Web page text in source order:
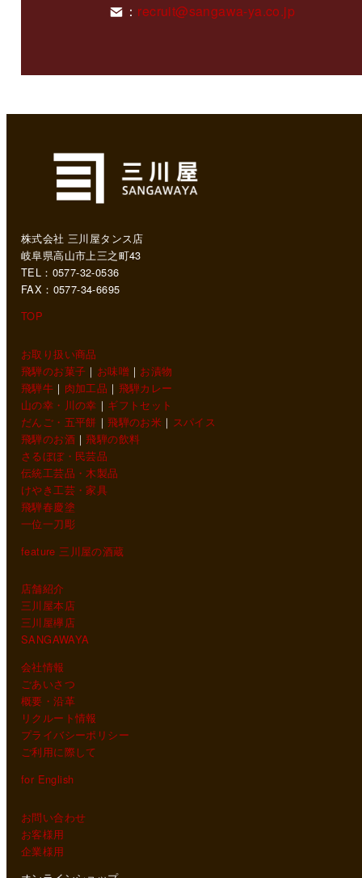
： recruit@sangawa-ya.co.jp
株式会社 三川屋タンス店
岐阜県高山市上三之町43
TEL：0577-32-0536
FAX：0577-34-6695
TOP
お取り扱い商品
飛騨のお菓子 ｜ お味噌｜ お漬物
飛騨牛 ｜ 肉加工品 ｜ 飛騨カレー
山の幸・川の幸 ｜ ギフトセット
だんご・五平餅 ｜飛騨のお米 ｜ スパイス
飛騨のお酒｜飛騨の飲料
さるぼぼ・民芸品
伝統工芸品・木製品
けやき工芸・家具
飛騨春慶塗
一位一刀彫
feature 三川屋の酒蔵
店舗紹介
三川屋本店
三川屋欅店
SANGAWAYA
会社情報
ごあいさつ
概要・沿革
リクルート情報
プライバシーポリシー
ご利用に際して
for English
お問い合わせ
お客様用
企業様用